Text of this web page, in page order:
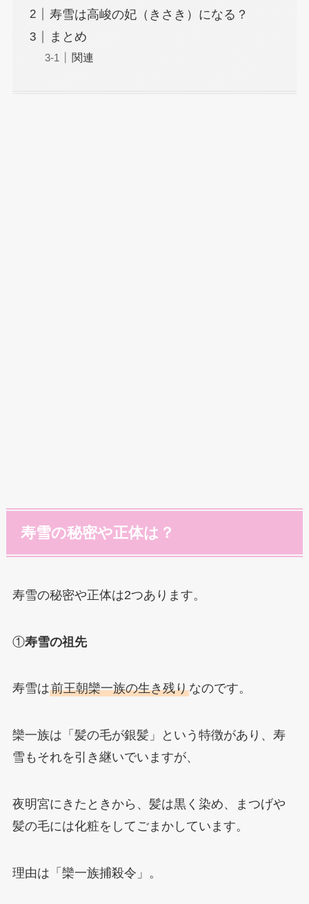
寿雪は高峻の妃（きさき）になる？
まとめ
関連
寿雪の秘密や正体は？
寿雪の秘密や正体は2つあります。
①寿雪の祖先
寿雪は前王朝欒一族の生き残りなのです。
欒一族は「髪の毛が銀髪」という特徴があり、寿
雪もそれを引き継いでいますが、
夜明宮にきたときから、髪は黒く染め、まつげや
髪の毛には化粧をしてごまかしています。
理由は「欒一族捕殺令」。